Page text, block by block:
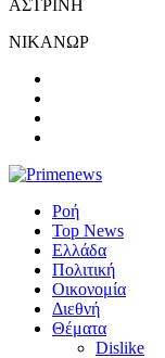
ΑΣΤΡΙΝΗ
ΝΙΚΑΝΩΡ
Ροή
Top News
Ελλάδα
Πολιτική
Οικονομία
Διεθνή
Θέματα
Dislike